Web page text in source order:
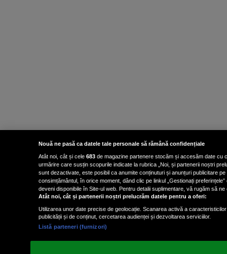
Nouă ne pasă ca datele tale personale să rămână confidențiale
Atât noi, cât și cele 683 de magazine partenere stocăm și accesăm date cu
urmărire care susțin scopurile indicate la rubrica „Noi, și partenerii noștri
sunt dezactivate, este posibil ca anumite conținuturi și anunțuri publicitare
consimțământul, în orice moment, dând clic pe linkul „Gestionați
deveni disponibile în Site-ul web. Pentru detalii suplimentare, vă rugăm să
Atât noi, cât și partenerii noștri prelucrăm datele pentru a oferi:
Utilizarea unor date precise de geolocație. Scanarea activă a
publicității și de conținut, cercetarea audienței și dezvoltarea serviciilor.
Listă parteneri (furnizori)